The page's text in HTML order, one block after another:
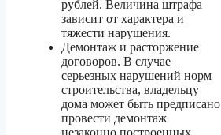
рублей. Величина штрафа
зависит от характера и
тяжести нарушения.
Демонтаж и расторжение
договоров. В случае
серьезных нарушений норм
строительства, владельцу
дома может быть предписано
провести демонтаж
незаконно построенных